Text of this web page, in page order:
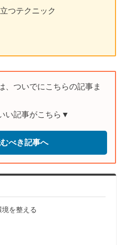
つテクニック
、ついでにこちらの記事ま
い記事がこちら▼
べき記事へ
を整える